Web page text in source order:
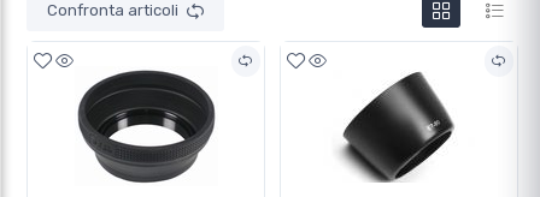
Confronta articoli